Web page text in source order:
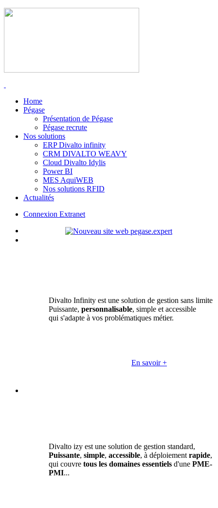
Home
Pégase
Présentation de Pégase
Pégase recrute
Nos solutions
ERP Divalto infinity
CRM DIVALTO WEAVY
Cloud Divalto Idylis
Power BI
MES AquiWEB
Nos solutions RFID
Actualités
Connexion Extranet
Divalto Infinity est une solution de gestion sans limite
Puissante, personnalisable, simple et accessible
qui s'adapte à vos problématiques métier.
En savoir +
Divalto izy est une solution de gestion standard,
Puissante, simple, accessible, à déploiement rapide,
qui couvre tous les domaines essentiels d'une PME-
PMI...